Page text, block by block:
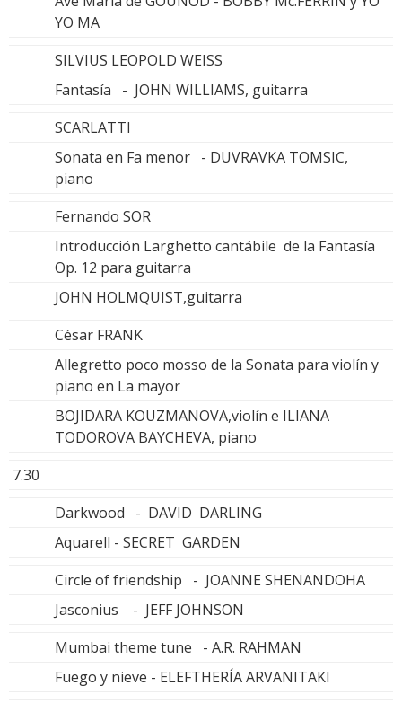
YO MA
SILVIUS LEOPOLD WEISS
Fantasía - JOHN WILLIAMS, guitarra
SCARLATTI
Sonata en Fa menor - DUVRAVKA TOMSIC,
piano
Fernando SOR
Introducción Larghetto cantábile de la Fantasía
Op. 12 para guitarra
JOHN HOLMQUIST,guitarra
César FRANK
Allegretto poco mosso de la Sonata para violín y
piano en La mayor
BOJIDARA KOUZMANOVA,violín e ILIANA
TODOROVA BAYCHEVA, piano
7.30
Darkwood - DAVID DARLING
Aquarell - SECRET GARDEN
Circle of friendship - JOANNE SHENANDOHA
Jasconius - JEFF JOHNSON
Mumbai theme tune - A.R. RAHMAN
Fuego y nieve - ELEFTHERÍA ARVANITAKI